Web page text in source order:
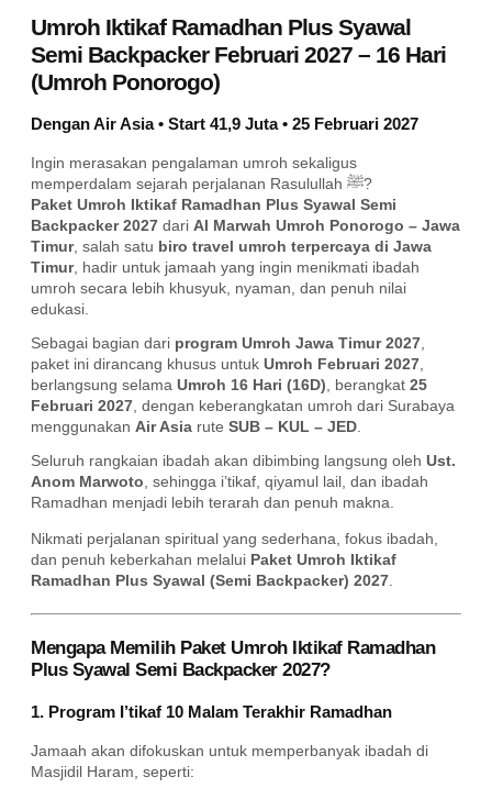
Umroh Iktikaf Ramadhan Plus Syawal
Semi Backpacker Februari 2027 – 16 Hari
(Umroh Ponorogo)
Dengan Air Asia • Start 41,9 Juta • 25 Februari 2027
Ingin merasakan pengalaman umroh sekaligus
memperdalam sejarah perjalanan Rasulullah ﷺ?
Paket Umroh Iktikaf Ramadhan Plus Syawal Semi
Backpacker 2027 dari Al Marwah Umroh Ponorogo – Jawa
Timur, salah satu biro travel umroh terpercaya di Jawa
Timur, hadir untuk jamaah yang ingin menikmati ibadah
umroh secara lebih khusyuk, nyaman, dan penuh nilai
edukasi.
Sebagai bagian dari program Umroh Jawa Timur 2027
paket ini dirancang khusus untuk Umroh Februari 2027
berlangsung selama Umroh 16 Hari (16D) , berangkat 25
Februari 2027 , dengan keberangkatan umroh dari Surabaya
menggunakan Air Asia rute SUB – KUL – JED
Seluruh rangkaian ibadah akan dibimbing langsung oleh Ust.
Anom Marwoto , sehingga i’tikaf, qiyamul lail, dan ibadah
Ramadhan menjadi lebih terarah dan penuh makna.
Nikmati perjalanan spiritual yang sederhana, fokus ibadah,
dan penuh keberkahan melalui Paket Umroh Iktikaf
Ramadhan Plus Syawal (Semi Backpacker) 2027
Mengapa Memilih Paket Umroh Iktikaf Ramadhan
Plus Syawal Semi Backpacker 2027?
1. Program I’tikaf 10 Malam Terakhir Ramadhan
Jamaah akan difokuskan untuk memperbanyak ibadah di
Masjidil Haram, seperti: